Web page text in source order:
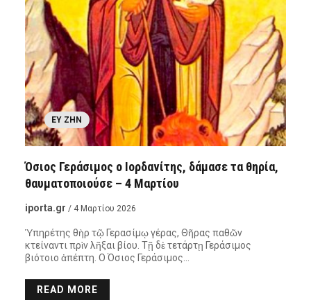
ΕΥ ΖΗΝ
Όσιος Γεράσιμος ο Ιορδανίτης, δάμασε τα θηρία,
θαυματοποιούσε – 4 Μαρτίου
iporta.gr / 4 Μαρτίου 2026
Ὑπηρέτης θὴρ τῷ Γερασίμῳ γέρας, Θῆρας παθῶν
κτείναντι πρὶν λῆξαι βίου. Τῇ δὲ τετάρτῃ Γεράσιμος
βιότοιο ἀπέπτη. Ο Όσιος Γεράσιμος…
READ MORE